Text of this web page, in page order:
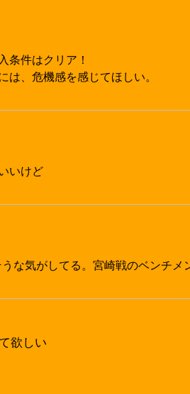
条件はクリア！
、危機感を感じてほしい。
いけど
な気がしてる。宮崎戦のベンチ
欲しい